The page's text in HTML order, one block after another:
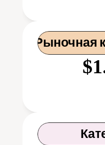
Рыночная